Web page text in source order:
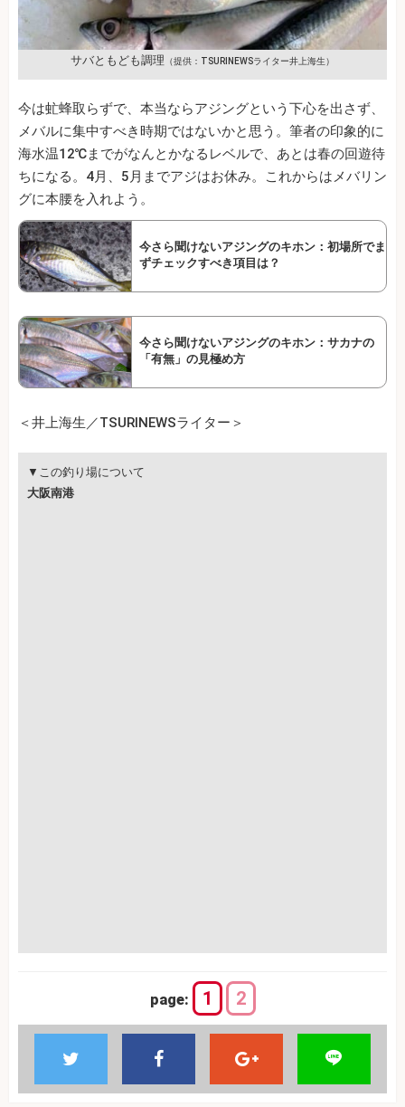
サバともども調理 （提供：TSURINEWSライター井上海生）
今は虻蜂取らずで、本当ならアジングという下心を出さず、
メバルに集中すべき時期ではないかと思う。筆者の印象的に
海水温12℃までがなんとかなるレベルで、あとは春の回遊待
ちになる。4月、5月までアジはお休み。これからはメバリン
グに本腰を入れよう。
今さら聞けないアジングのキホン：初場所でま
ずチェックすべき項目は？
今さら聞けないアジングのキホン：サカナの
「有無」の見極め方
＜井上海生／TSURINEWSライター＞
▼この釣り場について
大阪南港
page: 1 2